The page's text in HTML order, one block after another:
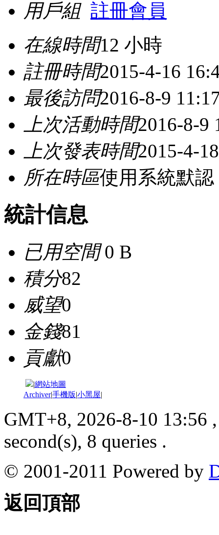
用戶組 註冊會員
在線時間12 小時
註冊時間2015-4-16
最後訪問2016-8-9
上次活動時間2016-8-9
上次發表時間2015-4-
所在時區使用系統默認
統計信息
已用空間0 B
積分82
威望0
金錢81
貢獻0
|網站地圖
Archiver|手機版|小黑屋|
GMT+8, 2026-8-10 13:56
second(s), 8 queries .
© 2001-2011 Powered by
返回頂部